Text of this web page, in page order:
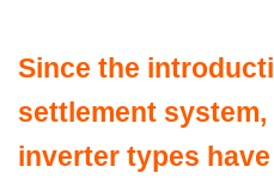
Since the
settlement
inverter types